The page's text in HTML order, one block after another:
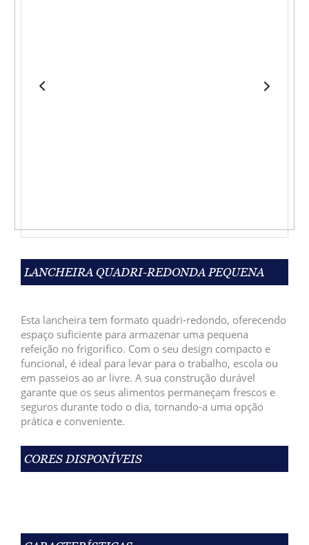
LANCHEIRA QUADRI-REDONDA PEQUENA
Esta lancheira tem formato quadri-redondo, oferecendo
espaço suficiente para armazenar uma pequena
refeição no frigorifico. Com o seu design compacto e
funcional, é ideal para levar para o trabalho, escola ou
em passeios ao ar livre. A sua construção durável
garante que os seus alimentos permaneçam frescos e
seguros durante todo o dia, tornando-a uma opção
prática e conveniente.
CORES DISPONÍVEIS